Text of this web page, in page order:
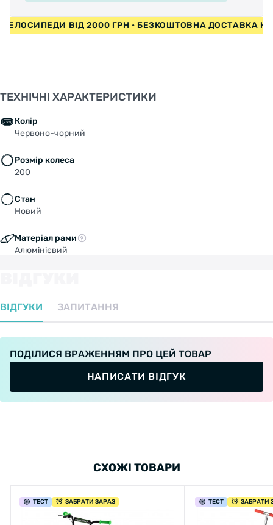
ВЕЛОСИПЕДИ ВІД 2000 ГРН • БЕЗКОШТОВНА
ТЕХНІЧНІ ХАРАКТЕРИСТИКИ
Колір
Червоно-чорний
Розмір колеса
200
Стан
Новий
Матеріал рами
Алюмінієвий
ВІДГУКИ ЗАПИТАННЯ
ПОДІЛИСЯ ВРАЖЕННЯМ ПРО ЦЕЙ ТОВАР
НАПИСАТИ ВІДГУК
СХОЖІ ТОВАРИ
ТЕСТ ЗАБРАТИ ЗАРАЗ ТЕСТ ЗАБРАТИ